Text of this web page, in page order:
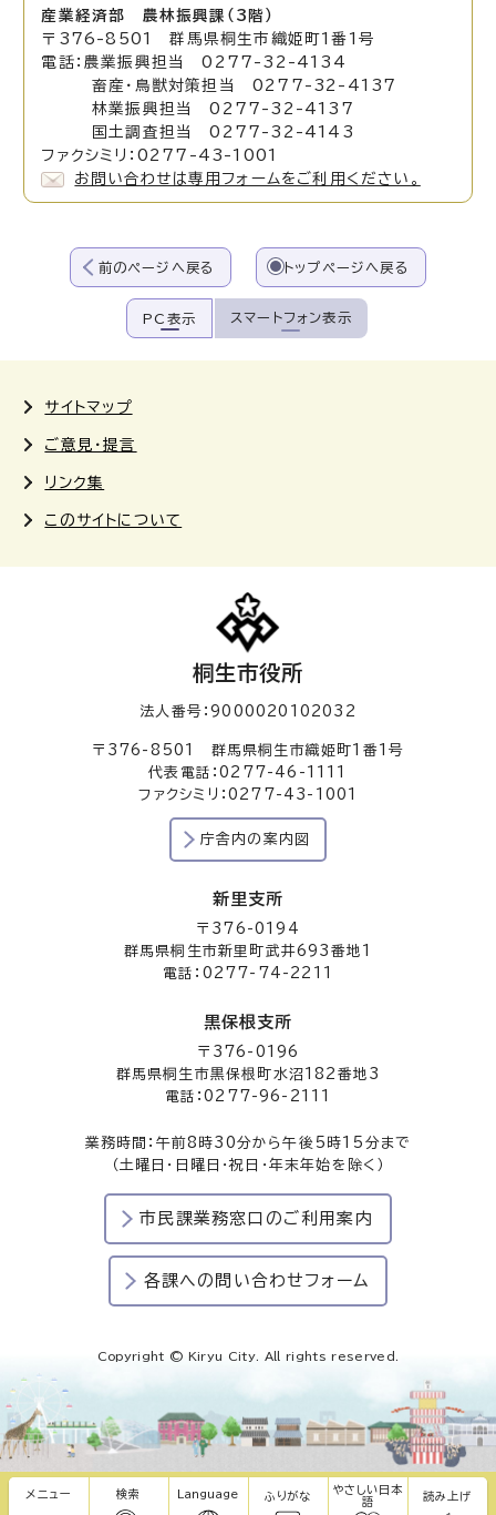
産業経済部 農林振興課（3階）
〒376-8501 群馬県桐生市織姫町1番1号
電話：農業振興担当 0277-32-4134
畜産・鳥獣対策担当 0277-32-4137
林業振興担当 0277-32-4137
国土調査担当 0277-32-4143
ファクシミリ：0277-43-1001
お問い合わせは専用フォームをご利用ください。
前のページへ戻る トップページへ戻る
PC表示 スマートフォン表示
メニュー 検索 Language ふりがな
やさしい日本
語
読み上げ
サイトマップ
ご意見・提言
リンク集
このサイトについて
桐生市役所
法人番号：9000020102032
〒376-8501 群馬県桐生市織姫町1番1号
代表電話：0277-46-1111
ファクシミリ：0277-43-1001
庁舎内の案内図
新里支所
〒376-0194
群馬県桐生市新里町武井693番地1
電話：0277-74-2211
黒保根支所
〒376-0196
群馬県桐生市黒保根町水沼182番地3
電話：0277-96-2111
業務時間：午前8時30分から午後5時15分まで
（土曜日・日曜日・祝日・年末年始を除く）
市民課業務窓口のご利用案内
各課への問い合わせフォーム
Copyright © Kiryu City. All rights reserved.